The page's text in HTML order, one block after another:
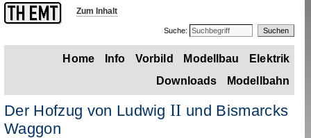
Zum Inhalt
Suche:
Home Info Vorbild Modellbau
Elektrik
Downloads
Modellbahn
Der Hofzug von Ludwig II und Bismarcks
Waggon